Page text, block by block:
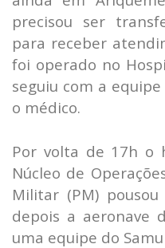
precisou ser
para receber
foi operado no
seguiu com a
o médico.
Por volta de 17h o
Núcleo de
Militar (PM)
depois a aeronave
uma equipe do